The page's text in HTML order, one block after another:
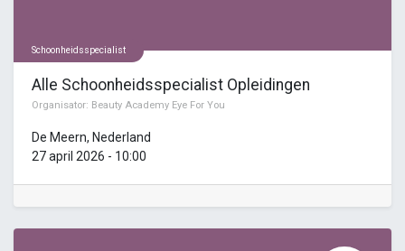
Schoonheidsspecialist
Alle Schoonheidsspecialist Opleidingen
Organisator: Beauty Academy Eye For You
De Meern, Nederland
27 april 2026 - 10:00